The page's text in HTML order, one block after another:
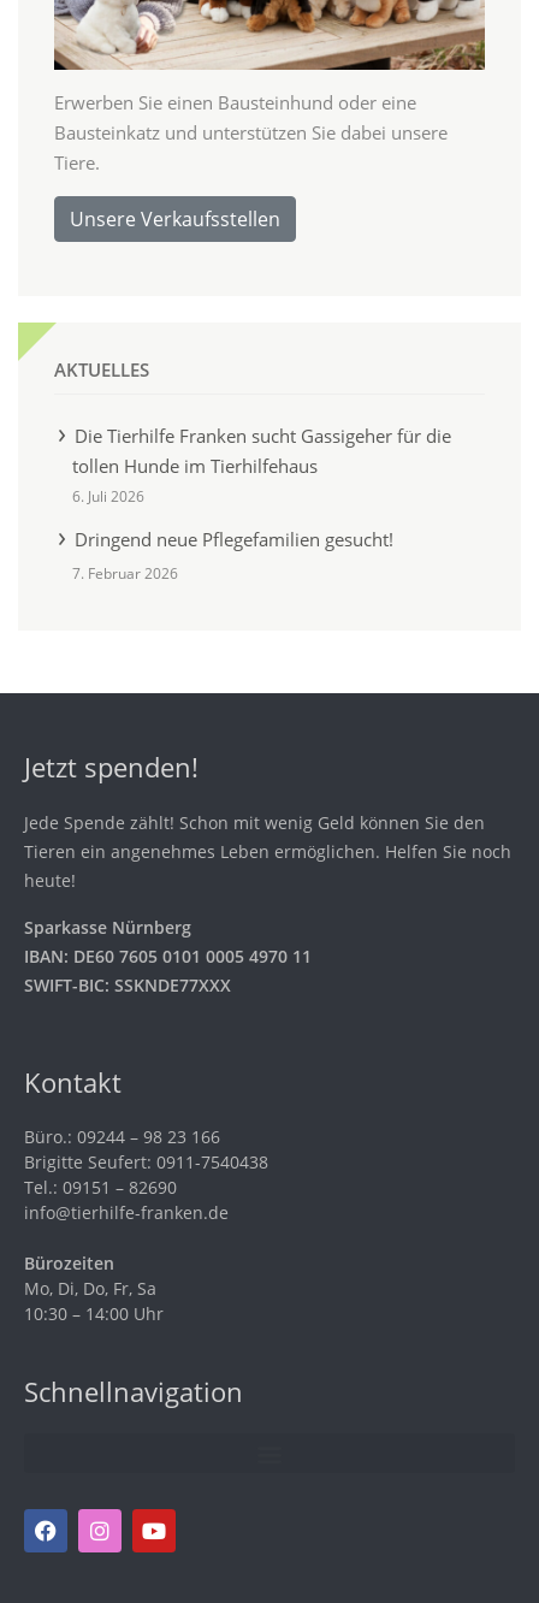
Erwerben Sie einen Bausteinhund oder eine
Bausteinkatz und unterstützen Sie dabei unsere
Tiere.
Unsere Verkaufsstellen
AKTUELLES
Die Tierhilfe Franken sucht Gassigeher für die
tollen Hunde im Tierhilfehaus
6. Juli 2026
Dringend neue Pflegefamilien gesucht!
7. Februar 2026
Jetzt spenden!
Jede Spende zählt! Schon mit wenig Geld können Sie den
Tieren ein angenehmes Leben ermöglichen. Helfen Sie noch
heute!
Sparkasse Nürnberg
IBAN: DE60 7605 0101 0005 4970 11
SWIFT-BIC: SSKNDE77XXX
Kontakt
Büro.: 09244 – 98 23 166
Brigitte Seufert: 0911-7540438
Tel.: 09151 – 82690
info@tierhilfe-franken.de
Bürozeiten
Mo, Di, Do, Fr, Sa
10:30 – 14:00 Uhr
Schnellnavigation